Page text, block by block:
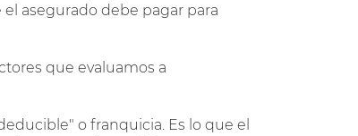
asegurado debe pagar para
que evaluamos a
o franquicia. Es lo que el